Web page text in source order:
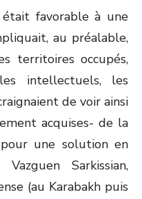
favorable à une
au préalable,
territoires occupés,
intellectuels, les
de voir ainsi
acquises- de la
une solution en
Sarkissian,
(au Karabakh puis